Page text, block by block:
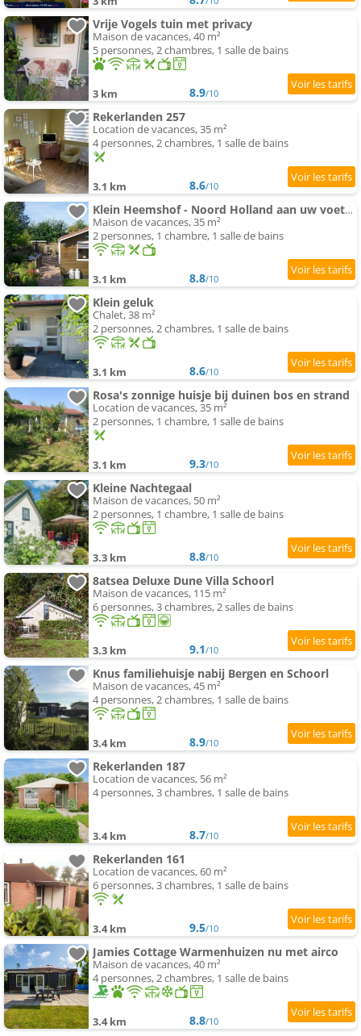
Vrije Vogels tuin met privacy
Maison de vacances, 40 m²
5 personnes, 2 chambres, 1 salle de bains
3 km 8.9/10
Rekerlanden 257
Location de vacances, 35 m²
4 personnes, 2 chambres, 1 salle de bains
3.1 km 8.6/10
Klein Heemshof - Noord Holland aan uw voeten
Maison de vacances, 35 m²
2 personnes, 1 chambre, 1 salle de bains
3.1 km 8.8/10
Klein geluk
Chalet, 38 m²
2 personnes, 2 chambres, 1 salle de bains
3.1 km 8.6/10
Rosa's zonnige huisje bij duinen bos en strand
Location de vacances, 35 m²
2 personnes, 1 chambre, 1 salle de bains
3.1 km 9.3/10
Kleine Nachtegaal
Maison de vacances, 50 m²
2 personnes, 1 chambre, 1 salle de bains
3.3 km 8.8/10
8atsea Deluxe Dune Villa Schoorl
Maison de vacances, 115 m²
6 personnes, 3 chambres, 2 salles de bains
3.3 km 9.1/10
Knus familiehuisje nabij Bergen en Schoorl
Maison de vacances, 45 m²
4 personnes, 2 chambres, 1 salle de bains
3.4 km 8.9/10
Rekerlanden 187
Location de vacances, 56 m²
4 personnes, 3 chambres, 1 salle de bains
3.4 km 8.7/10
Rekerlanden 161
Location de vacances, 60 m²
6 personnes, 3 chambres, 1 salle de bains
3.4 km 9.5/10
Jamies Cottage Warmenhuizen nu met airco
Maison de vacances, 40 m²
4 personnes, 2 chambres, 1 salle de bains
3.4 km 8.8/10